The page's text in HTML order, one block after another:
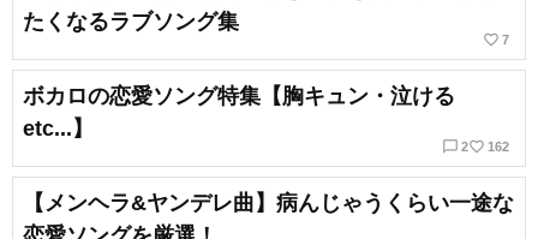
たくなるラブソング集
favorite_border 7
ボカロの恋愛ソング特集【胸キュン・泣ける
etc...】
chat_bubble_outline 2favorite_border 162
【メンヘラ&ヤンデレ曲】病んじゃうくらい一途な